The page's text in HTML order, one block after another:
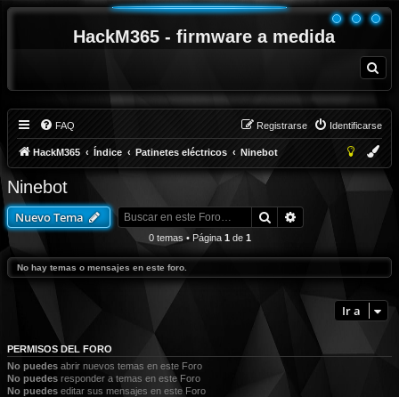
HackM365 - firmware a medida
u
FAQ Identificarse
Registrarse
HackM365 Índice Patinetes eléctricos Ninebot
Ninebot
Nuevo Tema Buscar
0 temas • Página 1 de 1
No hay temas o mensajes en este foro.
Ir a
PERMISOS DEL FORO
No puedes abrir nuevos temas en este Foro
No puedes responder a temas en este Foro
No puedes editar sus mensajes en este Foro